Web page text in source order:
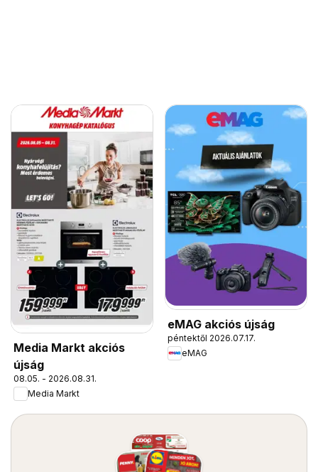
Media Markt akciós
újság
08.05. - 2026.08.31.
Media Markt
eMAG akciós újság
péntektől 2026.07.17.
eMAG